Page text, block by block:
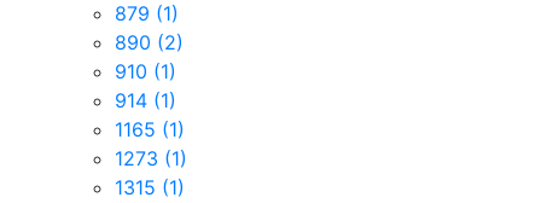
879 (1)
890 (2)
910 (1)
914 (1)
1165 (1)
1273 (1)
1315 (1)